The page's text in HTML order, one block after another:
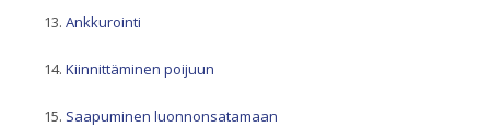
Ankkurointi
Kiinnittäminen poijuun
Saapuminen luonnonsatamaan